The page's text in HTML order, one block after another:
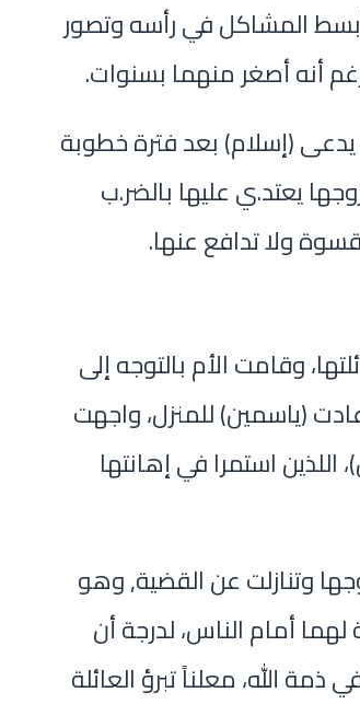
المشاكل في رأسه وتصور
أنه أصغر منهما بسنوات.
من شاب تحبه يدعى (إسلام) بعد فترة خطوبة
يعتد.ي عليها بالضر.ب
ولا تدافع عنها.
وقامت الأم بالتوجه إلى
(ياسمين) للمنزل، واجهت
استمرا في إهانتها
وتنازلت عن القضية, وهو
لهما أمام الناس، لدرجة أن
الله، معلناً تبرؤ العائلة